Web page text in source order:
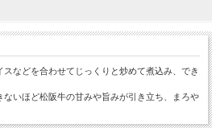
などを合わせてじっくりと炒めて煮込み、でき
いほど松阪牛の甘みや旨みが引き立ち、まろや